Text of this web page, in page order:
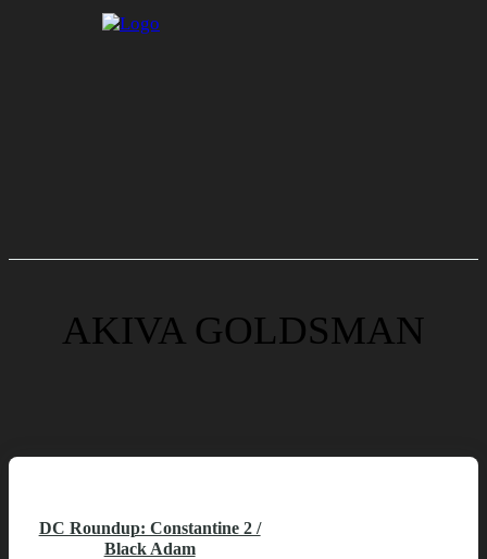
AKIVA GOLDSMAN
DC Roundup: Constantine 2 /
Black Adam